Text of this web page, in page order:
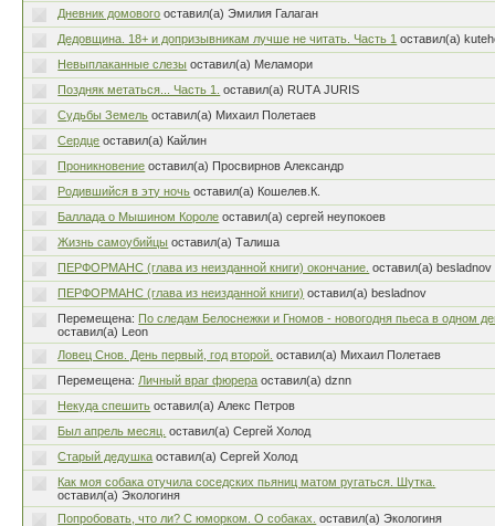
Дневник домового оставил(а) Эмилия Галаган
Дедовщина. 18+ и допризывникам лучше не читать. Часть 1 оставил(а)
Невыплаканные слезы оставил(а) Меламори
Поздняк метаться... Часть 1.
оставил(а) RUTА JURIS
Судьбы Земель оставил(а) Михаил Полетаев
Сердце оставил(а) Кайлин
Проникновение оставил(а) Просвирнов Александр
Родившийся в эту ночь оставил(а) Кошелев.К.
Баллада о Мышином Короле оставил(а) сергей неупокоев
Жизнь самоубийцы оставил(а) Талиша
ПЕРФОРМАНС (глава из неизданной книги) окончание. оставил(а) besladnov
ПЕРФОРМАНС (глава из неизданной книги) оставил(а) besladnov
Перемещена: По следам Белоснежки и Гномов - новогодня пьеса в одном
оставил(а) Leon
Ловец Снов. День первый, год второй. оставил(а) Михаил Полетаев
Перемещена: Личный враг фюрера оставил(а) dznn
Некуда спешить оставил(а) Алекс Петров
Был апрель месяц. оставил(а) Сергей Холод
Старый дедушка оставил(а) Сергей Холод
Как моя собака отучила соседских пьяниц матом ругаться. Шутка.
оставил(а) Экологиня
Попробовать, что ли? С юморком. О собаках.
оставил(а) Экологиня